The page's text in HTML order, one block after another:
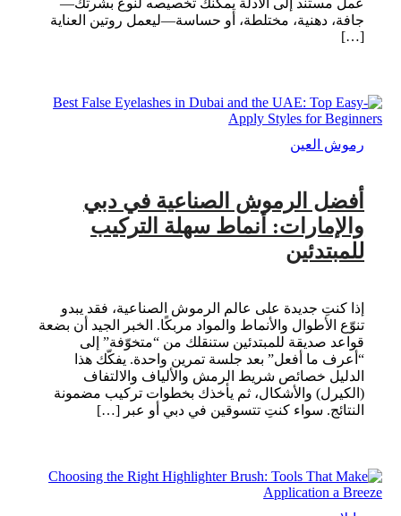
جافة، دهنية، مختلطة، أو حساسة—ليعمل روتين العناية
[…]
رموش العين
أفضل الرموش الصناعية في دبي
والإمارات: أنماط سهلة التركيب
للمبتدئين
إذا كنتِ جديدة على عالم الرموش الصناعية، فقد يبدو
تنوّع الأطوال والأنماط والمواد مربكًا. الخبر الجيد أن بضعة
قواعد صديقة للمبتدئين ستنقلك من “متخوّفة” إلى
“أعرف ما أفعل” بعد جلسة تمرين واحدة. يفكّك هذا
الدليل خصائص شريط الرمش والألياف والالتفاف
(الكيرل) والأشكال، ثم يأخذك بخطوات تركيب مضمونة
النتائج. سواء كنتِ تتسوقين في دبي أو عبر […]